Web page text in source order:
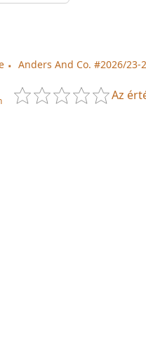
Anders And Co. #2026/23-
Az